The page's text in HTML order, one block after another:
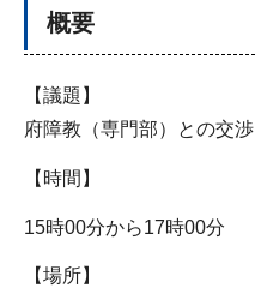
概要
【議題】
府障教（専門部）との交渉
【時間】
15時00分から17時00分
【場所】